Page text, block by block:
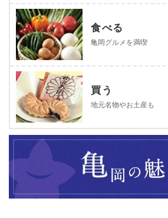
食べる
亀岡グルメを満喫
買う
地元名物やお土産も